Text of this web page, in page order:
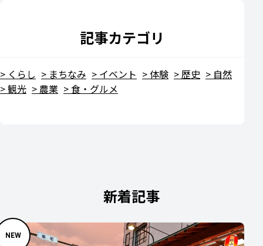
記事カテゴリ
くらし まちなみ イベント 体験 歴史
自然
観光
農業 食・グルメ
新着記事